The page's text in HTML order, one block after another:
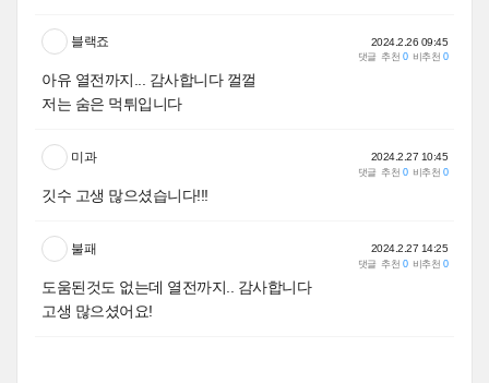
블랙죠 2024.2.26 09:45
댓글 추천 0 비추천 0
아유 열전까지... 감사합니다 껄껄
저는 숨은 먹튀입니다
미과 2024.2.27 10:45
댓글 추천 0 비추천 0
깃수 고생 많으셨습니다!!!
불패 2024.2.27 14:25
댓글 추천 0 비추천 0
도움된것도 없는데 열전까지.. 감사합니다
고생 많으셨어요!